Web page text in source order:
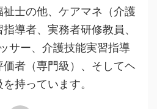
士の他、ケアマネ（介護
導者、実務者研修教員、
サー、介護技能実習指導
者（専門級）、そしてヘ
持っています。